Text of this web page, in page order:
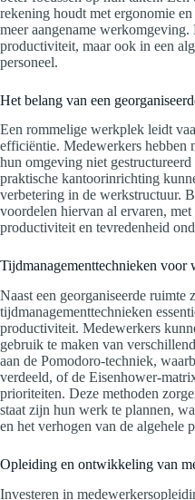
rekening houdt met ergonomie
meer aangename
productiviteit, maar ook in een
personeel.
Het belang van een
Een rommelige werkplek leidt
efficiëntie. Medewerkers hebben
hun omgeving niet
praktische kantoorinrichting
verbetering in de werkstructuur.
voordelen hiervan al ervaren,
productiviteit en tevredenheid
Tijdmanagementtechnieken voor
Naast een georganiseerde ruimte
tijdmanagementtechnieken
productiviteit. Medewerkers
gebruik te maken van
aan de Pomodoro-techniek,
verdeeld, of de Eisenhower-
prioriteiten. Deze methoden
staat zijn hun werk te plannen,
en het verhogen van de algehele
Opleiding en ontwikkeling van
Investeren in